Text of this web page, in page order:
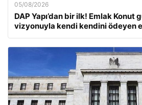
05/08/2026
DAP Yapı’dan bir ilk! Emlak Konut
vizyonuyla kendi kendini ödeyen